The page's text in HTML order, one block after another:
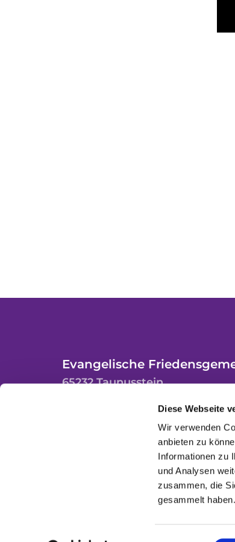
Diese Webseite
Wir verwenden
anbieten zu
Informationen zu
und Analysen
zusammen, die
gesammelt haben.
Evangelische
65232 Taunusstein